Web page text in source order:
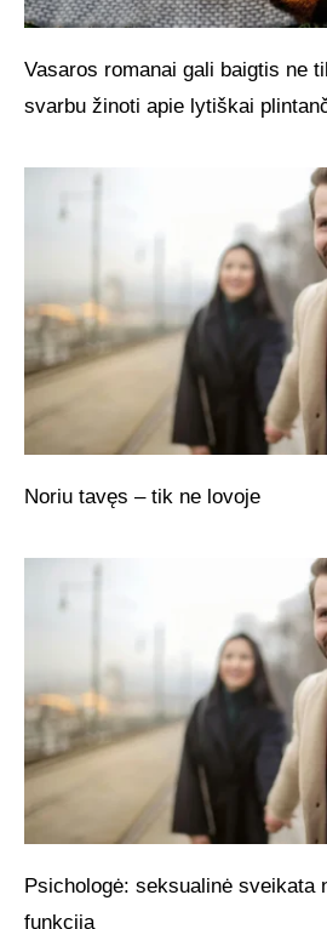
Vasaros romanai gali baigtis ne
svarbu žinoti apie lytiškai
Noriu tavęs – tik ne lovoje
Psichologė: seksualinė sveikata
funkciją